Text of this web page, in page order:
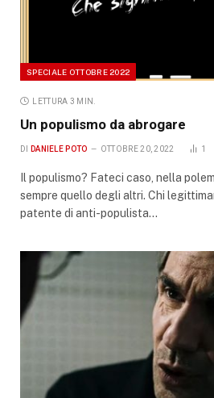
SPECIALE OTTOBRE 2022
LETTURA 3 MIN.
Un populismo da abrogare
DI DANIELE POTO OTTOBRE 20, 2022 1
Il populismo? Fateci caso, nella
sempre quello degli altri. Chi
patente di anti-populista…